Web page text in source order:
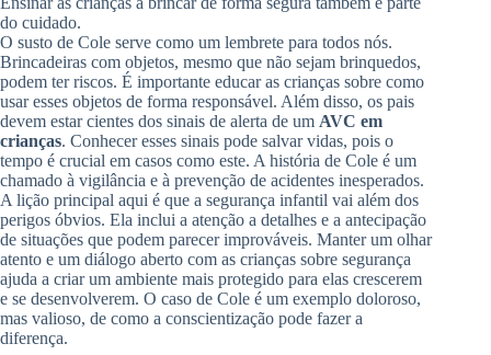
do cuidado.
O susto de Cole serve como um lembrete para todos nós.
Brincadeiras com objetos, mesmo que não sejam brinquedos,
podem ter riscos. É importante educar as crianças sobre como
usar esses objetos de forma responsável. Além disso, os pais
devem estar cientes dos sinais de alerta de um AVC em
crianças. Conhecer esses sinais pode salvar vidas, pois o
tempo é crucial em casos como este. A história de Cole é um
chamado à vigilância e à prevenção de acidentes inesperados.
A lição principal aqui é que a segurança infantil vai além dos
perigos óbvios. Ela inclui a atenção a detalhes e a antecipação
de situações que podem parecer improváveis. Manter um olhar
atento e um diálogo aberto com as crianças sobre segurança
ajuda a criar um ambiente mais protegido para elas crescerem
e se desenvolverem. O caso de Cole é um exemplo doloroso,
mas valioso, de como a conscientização pode fazer a
diferença.